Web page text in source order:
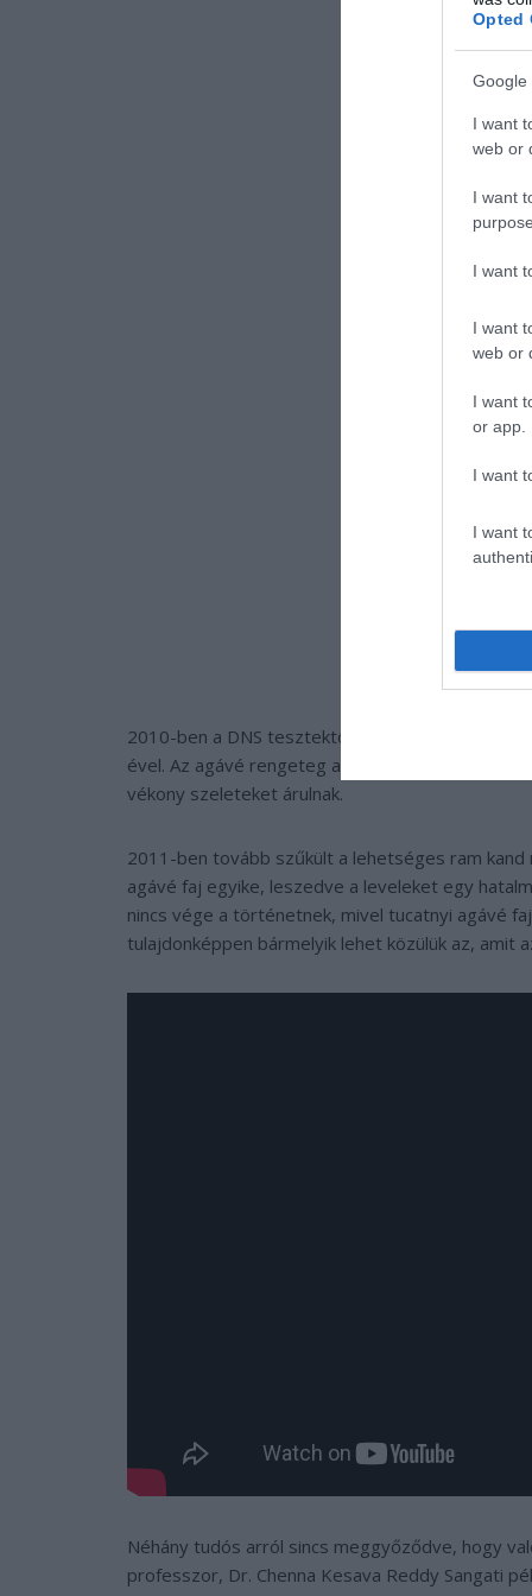
Opted
Google
I want
web or
I want
I want
I want
web or
I want
or app.
I want
I want
2010-ben a DNS tesztektől vártak áttörést, a
ével. Az agávé rengeteg alkaloidot tartalmaz,
vékony szeleteket árulnak.
2011-ben tovább szűkült a lehetséges ram
agávé faj egyike, leszedve a leveleket egy
nincs vége a történetnek, mivel tucatnyi agávé
tulajdonképpen bármelyik lehet közülük az, amit
Néhány tudós arról sincs meggyőződve, hogy
professzor, Dr. Chenna Kesava Reddy Sangati